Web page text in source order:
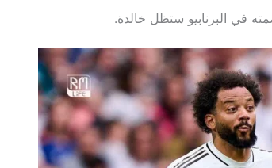
في البرنابيو ستظل خالدة.